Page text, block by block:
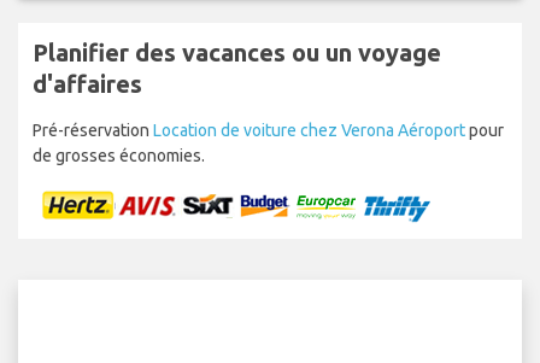
Planifier des vacances ou un voyage
d'affaires
Pré-réservation Location de voiture chez Verona Aéroportpour
de grosses économies.